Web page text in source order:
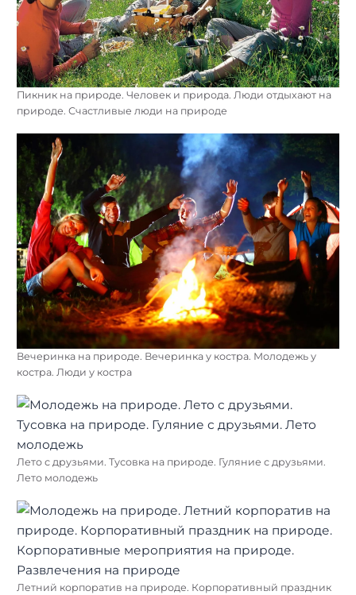
Пикник на природе. Человек и природа. Люди отдыхают на
природе. Счастливые люди на природе
Вечеринка на природе. Вечеринка у костра. Молодежь у
костра. Люди у костра
Лето с друзьями. Тусовка на природе. Гуляние с друзьями.
Лето молодежь
Летний корпоратив на природе. Корпоративный праздник